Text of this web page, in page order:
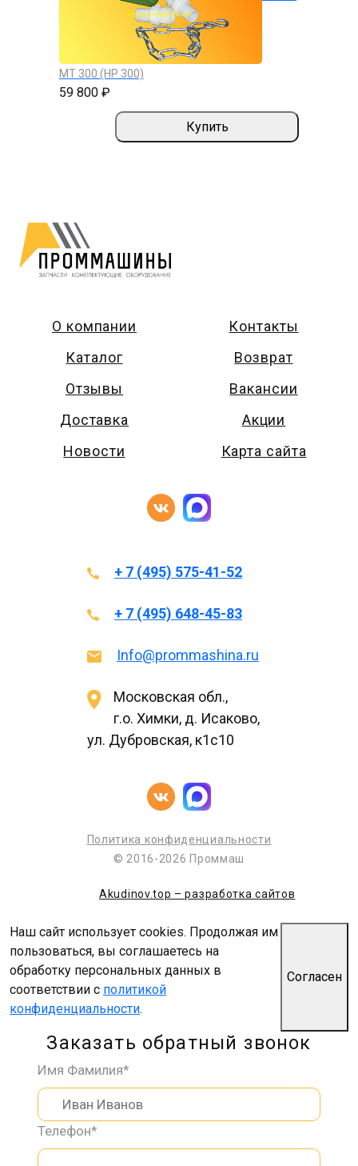
МТ 300 (НР 300)
59 800 ₽
Купить
О компании
Каталог
Отзывы
Доставка
Новости
Контакты
Возврат
Вакансии
Акции
Карта сайта
+ 7 (495) 575-41-52
+ 7 (495) 648-45-83
Info@prommashina.ru
Московская обл.,
г.о. Химки, д. Исаково,
ул. Дубровская, к1с10
Политика конфиденциальности
© 2016-2026 Проммаш
Akudinov.top – разработка сайтов
Наш сайт использует cookies. Продолжая им
пользоваться, вы соглашаетесь на
обработку персональных данных в
соответствии с политикой
конфиденциальности.
Согласен
Заказать обратный звонок
Имя Фамилия*
Телефон*